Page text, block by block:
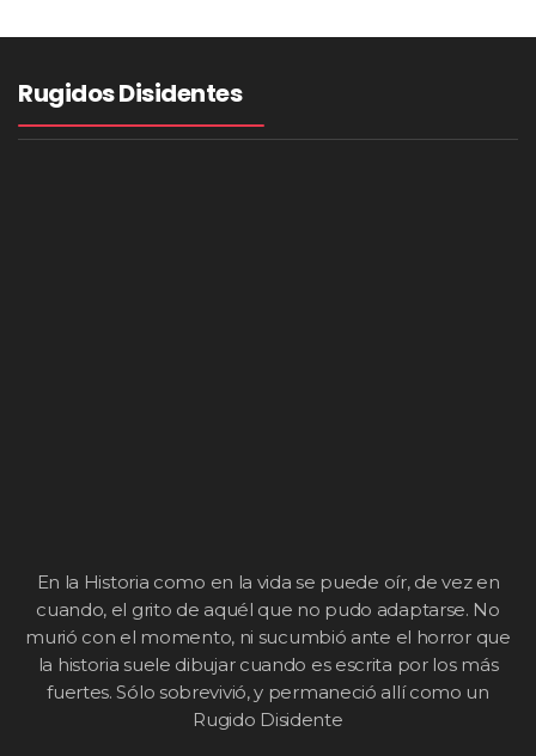
Rugidos Disidentes
En la Historia como en la vida se puede oír, de vez en
cuando, el grito de aquél que no pudo adaptarse. No
murió con el momento, ni sucumbió ante el horror que
la historia suele dibujar cuando es escrita por los más
fuertes. Sólo sobrevivió, y permaneció allí como un
Rugido Disidente